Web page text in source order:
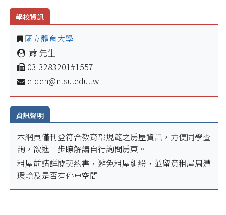
學校資訊
國立體育大學
蕭 先生
03-3283201#1557
elden@ntsu.edu.tw
資訊聲明
本網頁僅刊登符合教育部規範之房屋資訊，方便同學查
詢，欲進一步瞭解請自行詢問房東。
租屋前請詳閱契約書，避免租屋糾紛，並留意租屋周遭
環境及是否有停車空間